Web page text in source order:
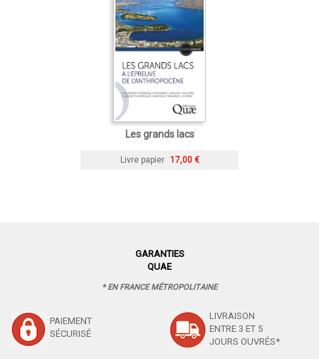
Les grands lacs
Livre papier 17,00 €
GARANTIES
QUAE
* EN FRANCE MÉTROPOLITAINE
PAIEMENT
SÉCURISÉ
LIVRAISON
ENTRE 3 ET 5
JOURS OUVRÉS*